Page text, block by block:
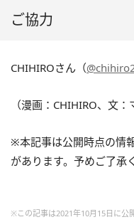
ご協力
CHIHIROさん（
（漫画：CHIHIRO、文
※本記事は公開時点の情
があります。予めご了承
※この記事は2021年10月15日に公